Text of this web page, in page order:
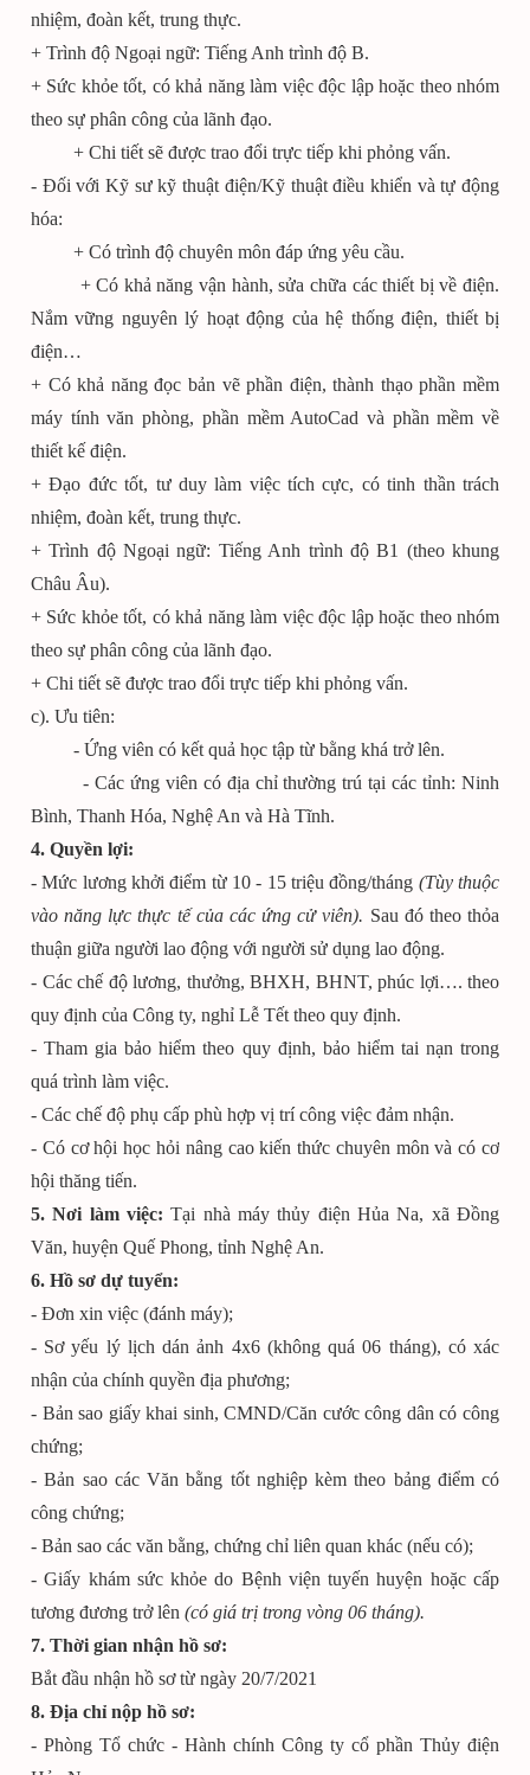
nhiệm, đoàn kết, trung thực.
+ Trình độ Ngoại ngữ: Tiếng Anh trình độ B.
+ Sức khỏe tốt, có khả năng làm việc độc lập hoặc theo nhóm
theo sự phân công của lãnh đạo.
+ Chi tiết sẽ được trao đổi trực tiếp khi phỏng vấn.
- Đối với Kỹ sư kỹ thuật điện/Kỹ thuật điều khiển và tự động
hóa:
+ Có trình độ chuyên môn đáp ứng yêu cầu.
+ Có khả năng vận hành, sửa chữa các thiết bị về điện.
Nắm vững nguyên lý hoạt động của hệ thống điện, thiết bị
điện…
+ Có khả năng đọc bản vẽ phần điện, thành thạo phần mềm
máy tính văn phòng, phần mềm AutoCad và phần mềm về
thiết kế điện.
+ Đạo đức tốt, tư duy làm việc tích cực, có tinh thần trách
nhiệm, đoàn kết, trung thực.
+ Trình độ Ngoại ngữ: Tiếng Anh trình độ B1 (theo khung
Châu Âu).
+ Sức khỏe tốt, có khả năng làm việc độc lập hoặc theo nhóm
theo sự phân công của lãnh đạo.
+ Chi tiết sẽ được trao đổi trực tiếp khi phỏng vấn.
c). Ưu tiên:
- Ứng viên có kết quả học tập từ bằng khá trở lên.
- Các ứng viên có địa chỉ thường trú tại các tỉnh: Ninh
Bình, Thanh Hóa, Nghệ An và Hà Tĩnh.
4. Quyền lợi:
- Mức lương khởi điểm từ 10 - 15 triệu đồng/tháng (Tùy thuộc
vào năng lực thực tế của các ứng cử viên). Sau đó theo thỏa
thuận giữa người lao động với người sử dụng lao động.
- Các chế độ lương, thưởng, BHXH, BHNT, phúc lợi…. theo
quy định của Công ty, nghỉ Lễ Tết theo quy định.
- Tham gia bảo hiểm theo quy định, bảo hiểm tai nạn trong
quá trình làm việc.
- Các chế độ phụ cấp phù hợp vị trí công việc đảm nhận.
- Có cơ hội học hỏi nâng cao kiến thức chuyên môn và có cơ
hội thăng tiến.
5. Nơi làm việc: Tại nhà máy thủy điện Hủa Na, xã Đồng
Văn, huyện Quế Phong, tỉnh Nghệ An.
6. Hồ sơ dự tuyển:
- Đơn xin việc (đánh máy);
- Sơ yếu lý lịch dán ảnh 4x6 (không quá 06 tháng), có xác
nhận của chính quyền địa phương;
- Bản sao giấy khai sinh, CMND/Căn cước công dân có công
chứng;
- Bản sao các Văn bằng tốt nghiệp kèm theo bảng điểm có
công chứng;
- Bản sao các văn bằng, chứng chỉ liên quan khác (nếu có);
- Giấy khám sức khỏe do Bệnh viện tuyến huyện hoặc cấp
tương đương trở lên (có giá trị trong vòng 06 tháng).
7. Thời gian nhận hồ sơ:
Bắt đầu nhận hồ sơ từ ngày 20/7/2021
8. Địa chỉ nộp hồ sơ:
- Phòng Tổ chức - Hành chính Công ty cổ phần Thủy điện